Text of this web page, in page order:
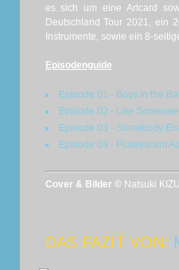
es sich um eine Artcard
Deutschland Tour 2021, ein
Instrumente, sowie ein 8-
Episodenguide
Episode 01 - Boys in the
Episode 02 - Like
Episode 03 - Somebody
Episode 04 - Fluorescent
Cover & Bilder © Natsuki
DAS FAZIT VON: